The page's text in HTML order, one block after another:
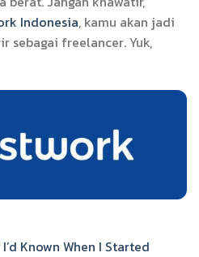
Indonesia, kamu akan jadi
sebagai freelancer. Yuk,
Known When I Started